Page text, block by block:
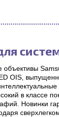
объективы
OIS,
в классе
Новинки